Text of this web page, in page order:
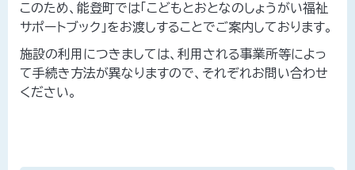
このため、能登町では「こどもとおとなのしょうがい福祉
サポートブック」をお渡しすることでご案内しております。
施設の利用につきましては、利用される事業所等によっ
て手続き方法が異なりますので、それぞれお問い合わせ
ください。